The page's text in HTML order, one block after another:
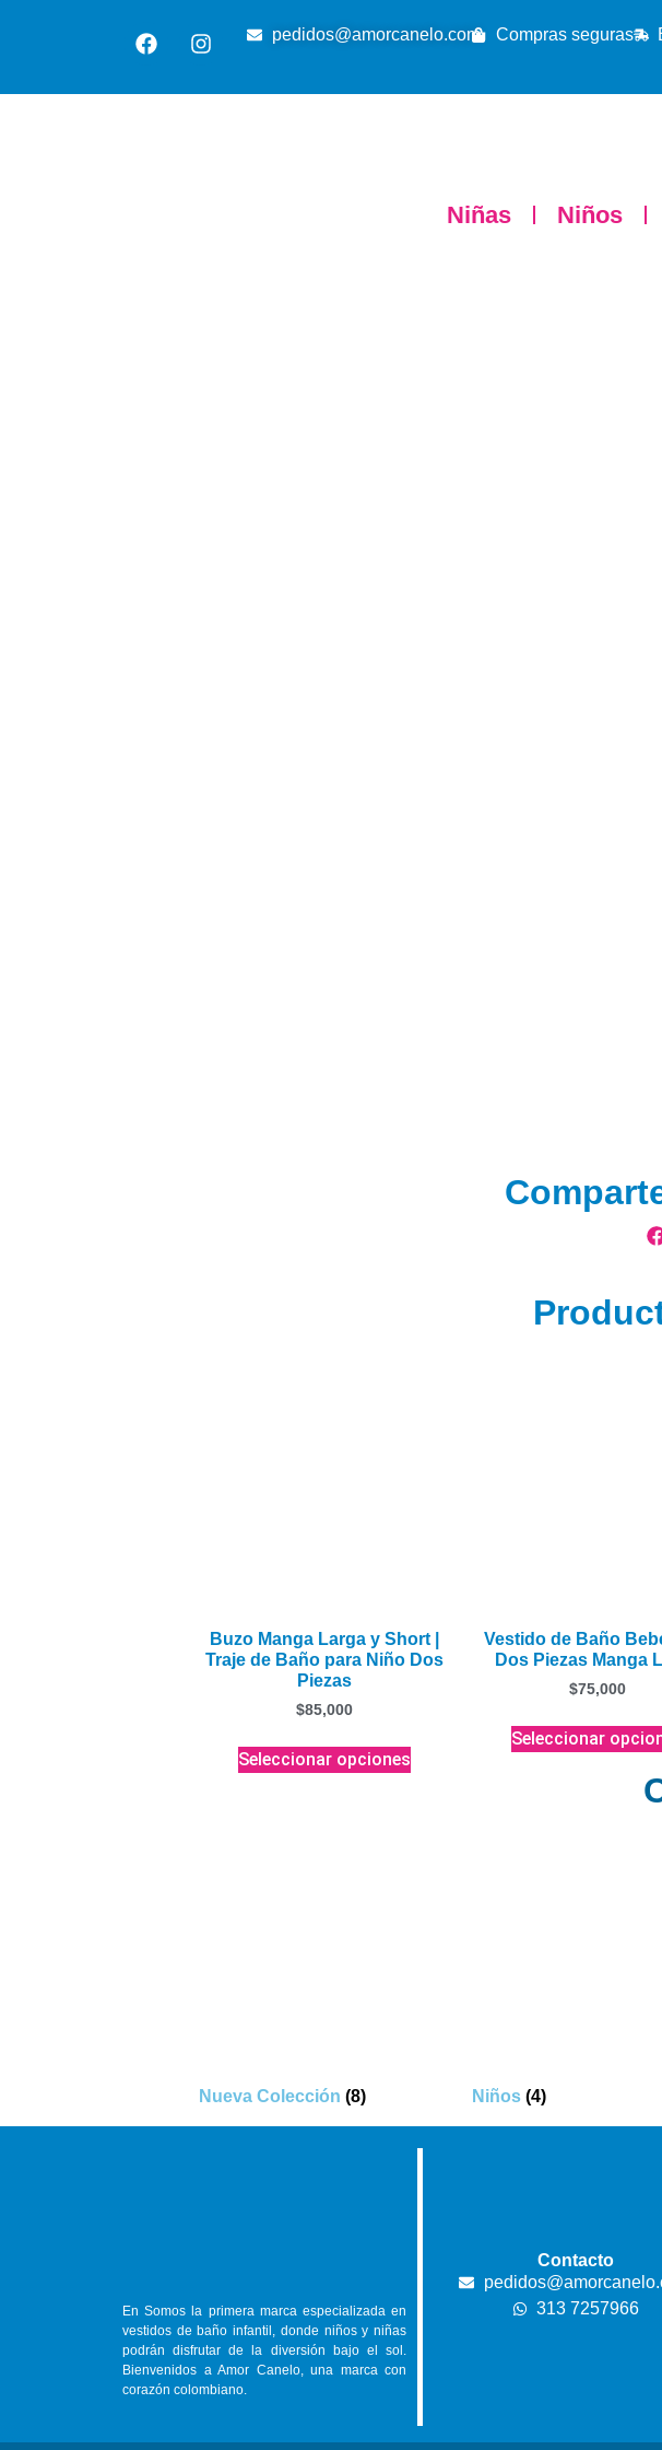
pedidos@amorcanelo.com Compras seguras
Niñas Niños
Buzo Manga Larga y Short |
Traje de Baño para Niño Dos
Piezas
$85,000
Seleccionar opciones
Vestido de Baño
Dos Piezas Manga
$75,000
Seleccionar
Nueva Colección (8) Niños (4)
EnSomos la primera marca especializada en
vestidos de baño infantil, donde niños y niñas
podrán disfrutar de la diversión bajo el sol.
Bienvenidos a Amor Canelo, una marca con
corazón colombiano.
Contacto
313 7257966